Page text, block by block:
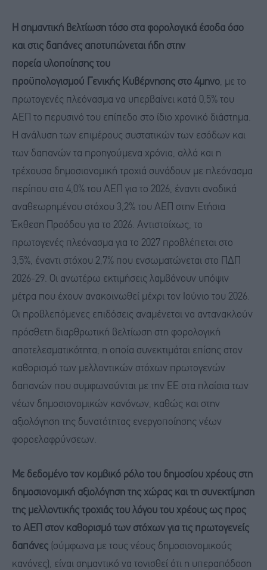
Η σημαντική βελτίωση τόσο στα φορολογικά έσοδα όσο
και στις δαπάνες αποτυπώνεται ήδη στην
πορεία υλοποίησης του
προϋπολογισμού
ενικής Κυβέρνησης στο 4μηνο, με το
πρωτογενές πλεόνασμα να υπερβαίνει κατά 0,5% του
ΑΕΠ το περυσινό του επίπεδο στο ίδιο χρονικό διάστημα.
Η ανάλυση των επιμέρους συστατικών των εσόδων και
των δαπανών τα προηγούμενα χρόνια, αλλά και η
τρέχουσα δημοσιονομική τροχιά συνάδουν με πλεόνασμα
περίπου στο 4,0% του ΑΕΠ για το 2026, έναντι ανοδικά
αναθεωρημένου στόχου 3,2% του ΑΕΠ στην Ετήσια
Έκθεση Προόδου για το 2026. Αντιστοίχως, το
πρωτογενές πλεόνασμα για το 2027 προβλέπεται στο
3,5%, έναντι στόχου 2,7% που ενσωματώνεται στο ΠΔΠ
2026-29. Οι ανωτέρω εκτιμήσεις λαμβάνουν υπόψιν
μέτρα που έχουν ανακοινωθεί μέχρι τον Ιούνιο του 2026.
Οι προβλεπόμενες επιδόσεις αναμένεται να αντανακλούν
πρόσθετη διαρθρωτική βελτίωση στη φορολογική
αποτελεσματικότητα, η οποία συνεκτιμάται επίσης στον
καθορισμό των μελλοντικών στόχων πρωτογενών
δαπανών που συμφωνούνται με την ΕΕ στα πλαίσια των
νέων δημοσιονομικών κανόνων, καθώς και στην
αξιολόγηση της δυνατότητας ενεργοποίησης νέων
φοροελαφρύνσεων.
Με δεδομένο τον κομβικό ρόλο του δημοσίου χρέους στη
δημοσιονομική αξιολόγηση της χώρας και τη συνεκτίμηση
της μελλοντικής τροχιάς του λόγου του χρέους ως προς
το ΑΕΠ
στον καθορισμό των στόχων για τις πρωτογενείς
δαπάνες (σύμφωνα με τους νέους δημοσιονομικούς
κανόνες), είναι σημαντικό να τονισθεί ότι η υπεραπόδοση